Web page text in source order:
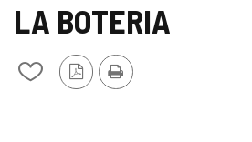
León
LA BOTERIA
Añadir/quitar
Versión
PDF
Imprimir